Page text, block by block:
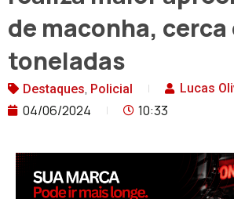
de maconha, cerca
toneladas
Destaques, Policial Lucas
04/06/2024 10:33